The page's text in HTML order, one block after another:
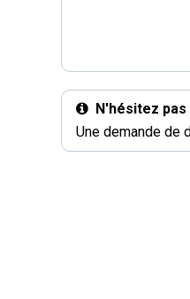
N'hésitez pas
Une demande de